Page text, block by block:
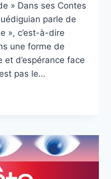
» Dans ses Contes
parle de
», c’est-à-dire
une forme de
d’espérance face
pas le…